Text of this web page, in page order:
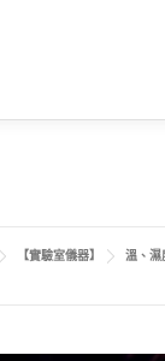
詢價車、購物
【實驗室儀器】 溫、濕